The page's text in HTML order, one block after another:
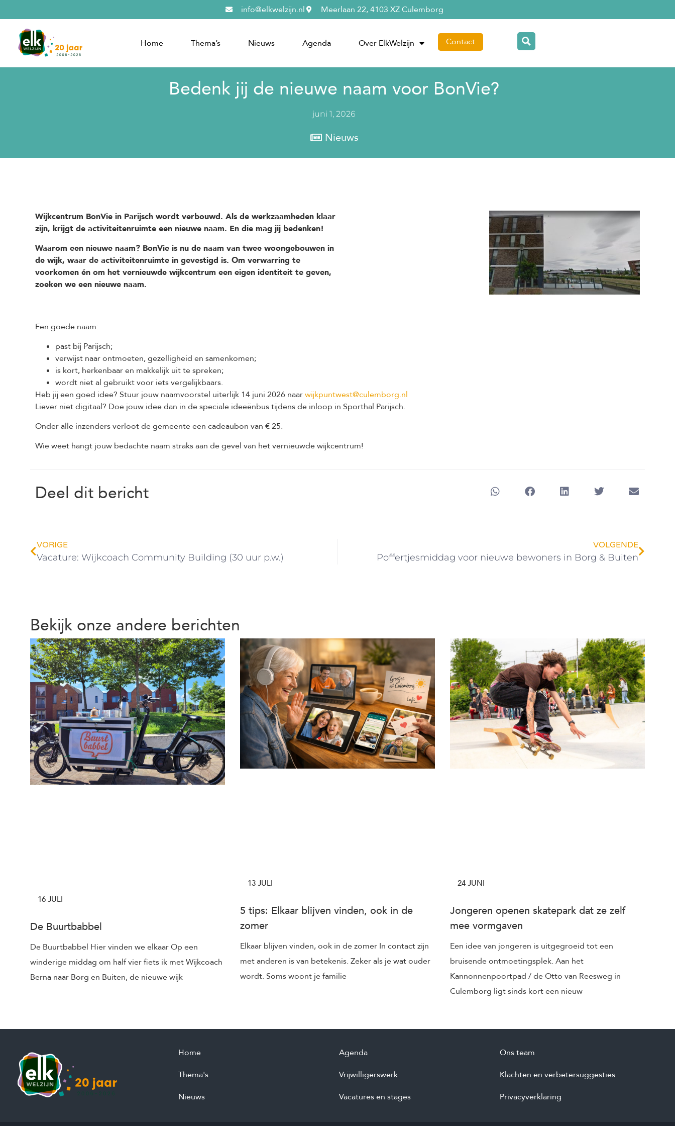
info@elkwelzijn.nl Meerlaan 22, 4103 XZ Culemborg
Home Thema’s Nieuws Agenda Over ElkWelzijn Contact
Bedenk jij de nieuwe naam voor BonVie?
juni 1, 2026
Nieuws
Wijkcentrum BonVie in Parijsch wordt verbouwd. Als de werkzaamheden klaar
zijn, krijgt de activiteitenruimte een nieuwe naam. En die mag jij bedenken!
Waarom een nieuwe naam? BonVie is nu de naam van twee woongebouwen in
de wijk, waar de activiteitenruimte in gevestigd is. Om verwarring te
voorkomen én om het vernieuwde wijkcentrum een eigen identiteit te geven,
zoeken we een nieuwe naam.
Een goede naam:
past bij Parijsch;
verwijst naar ontmoeten, gezelligheid en samenkomen;
is kort, herkenbaar en makkelijk uit te spreken;
wordt niet al gebruikt voor iets vergelijkbaars.
Heb jij een goed idee? Stuur jouw naamvoorstel uiterlijk 14 juni 2026 naarwijkpuntwest@culemborg.nl
Liever niet digitaal? Doe jouw idee dan in de speciale ideeënbus tijdens de inloop in Sporthal Parijsch.
Onder alle inzenders verloot de gemeente een cadeaubon van € 25.
Wie weet hangt jouw bedachte naam straks aan de gevel van het vernieuwde wijkcentrum!
Deel dit bericht
VORIGE
Vacature: Wijkcoach Community Building (30 uur p.w.)
VOLGENDE
Poffertjesmiddag voor nieuwe bewoners in Borg & Buiten
Bekijk onze andere berichten
De Buurtbabbel
16 JULI
De Buurtbabbel Hier vinden we elkaar Op een
winderige middag om half vier fiets ik met Wijkcoach
Berna naar Borg en Buiten, de nieuwe wijk
5 tips: Elkaar blijven vinden, ook in de
zomer
13 JULI
Elkaar blijven vinden, ook in de zomer In contact zijn
met anderen is van betekenis. Zeker als je wat ouder
wordt. Soms woont je familie
Jongeren openen skatepark dat ze zelf
mee vormgaven
24 JUNI
Een idee van jongeren is uitgegroeid tot een
bruisende ontmoetingsplek. Aan het
Kannonnenpoortpad / de Otto van Reesweg in
Culemborg ligt sinds kort een nieuw
Home
Thema's
Nieuws
Agenda
Vrijwilligerswerk
Vacatures en stages
Ons team
Klachten en verbetersuggesties
Privacyverklaring